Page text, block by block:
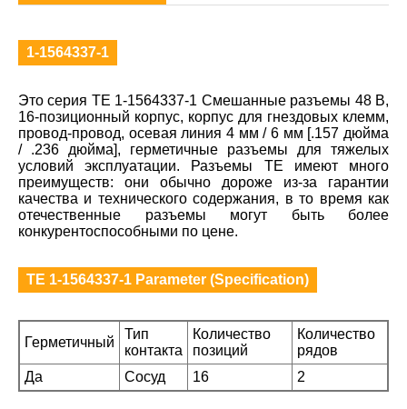
1-1564337-1
Это серия TE 1-1564337-1 Смешанные разъемы 48 В,
16-позиционный корпус, корпус для гнездовых клемм,
провод-провод, осевая линия 4 мм / 6 мм [.157 дюйма
/ .236 дюйма], герметичные разъемы для тяжелых
условий эксплуатации. Разъемы TE имеют много
преимуществ: они обычно дороже из-за гарантии
качества и технического содержания, в то время как
отечественные разъемы могут быть более
конкурентоспособными по цене.
TE 1-1564337-1 Parameter (Specification)
Герметичный
Тип
контакта
Количество
позиций
Количество
рядов
Да
Сосуд 16 2